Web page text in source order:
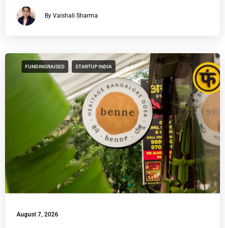
By Vaishali Sharma
FUNDINGRAISED STARTUP INDIA
August 7, 2026